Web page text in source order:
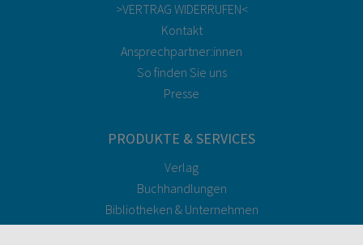
>VERTRAG WIDERRUFEN<
Kontakt
Ansprechpartner:innen
So finden Sie uns
Presse
PRODUKTE & SERVICES
Verlag
Buchhandlungen
Bibliotheken & Unternehmen